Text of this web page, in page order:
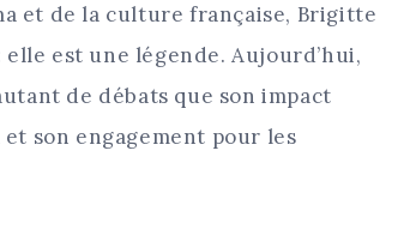
et de la culture française, Brigitte
est une légende. Aujourd’hui,
de débats que son impact
son engagement pour les